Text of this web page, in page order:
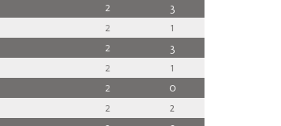
2
3
2
1
2
3
2
1
2
0
2
2